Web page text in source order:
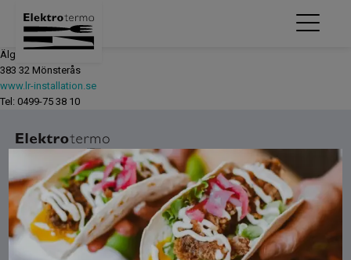
Älgerumsvägen 28
383 32 Mönsterås
www.lr-installation.se
Tel: 0499-75 38 10
Om oss
OM OSS
LEGO
INTEGRITETSPOLICY